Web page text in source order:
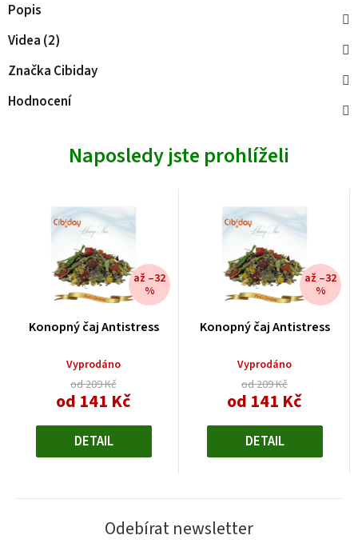
Popis
Videa (2)
Značka Cibiday
Hodnocení
Naposledy jste prohlíželi
Konopný čaj Antistress
Vyprodáno
od 209 Kč
až –32
%
od 141 KčMěrná
DETAIL
Konopný čaj Antistress
Vyprodáno
od 209 Kč
až –32
%
od 141 KčMěrná
DETAIL
Odebírat newsletter